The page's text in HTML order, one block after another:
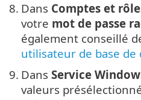
8. Dans Comptes et
votre mot de passe
également conseillé
utilisateur de base de
9. Dans Service
valeurs